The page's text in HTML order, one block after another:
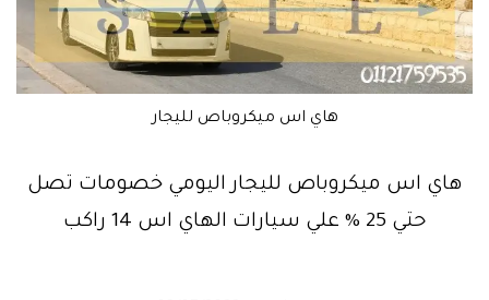
هاي اس ميكروباص لليجار
هاي اس ميكروباص لليجار اليومي خصومات تصل
حتي 25 % علي سيارات الهاي اس 14 راكب